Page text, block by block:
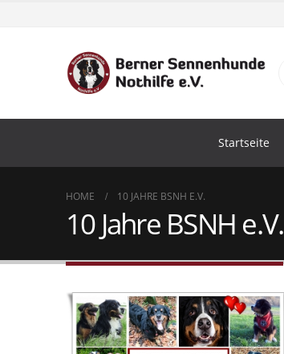
Startseite
HOME 10 JAHRE BSNH E.V.
10 Jahre BSNH e.V.